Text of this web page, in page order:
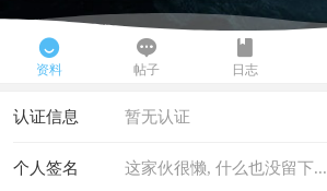

资料

帖子

日志
暂无认证
认证信息
这家伙很懒, 什么也没留下...
个人签名